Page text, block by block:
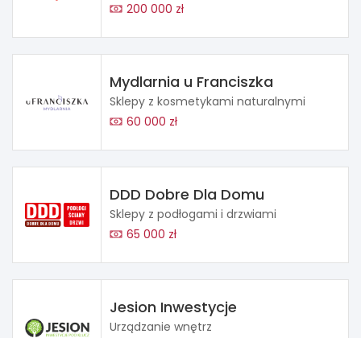
200 000 zł
Mydlarnia u Franciszka
Sklepy z kosmetykami naturalnymi
60 000 zł
DDD Dobre Dla Domu
Sklepy z podłogami i drzwiami
65 000 zł
Jesion Inwestycje
Urządzanie wnętrz